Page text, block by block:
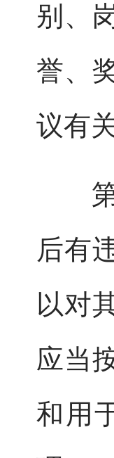
别、
誉、
议有
第
后有
以对
应当
和用